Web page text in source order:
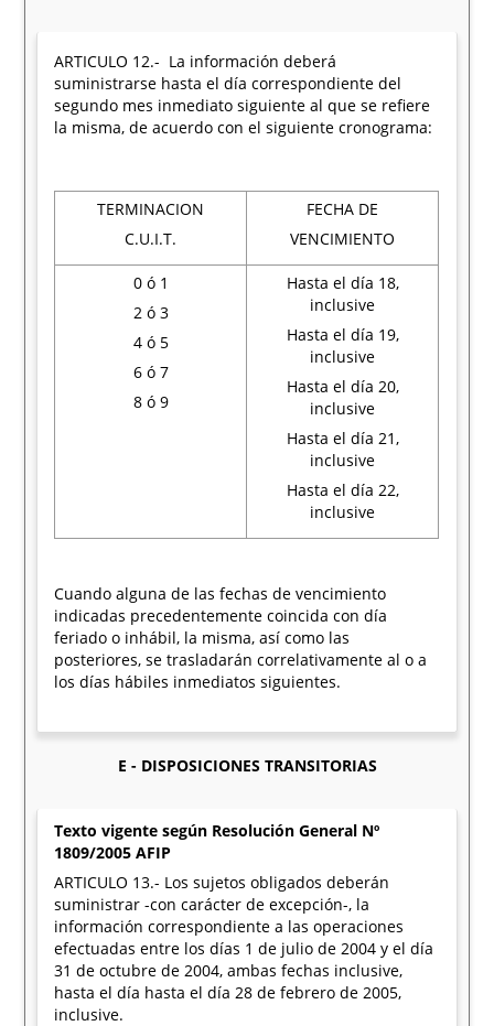
ARTICULO 12.- La información deberá
suministrarse hasta el día correspondiente del
segundo mes inmediato siguiente al que se refiere
la misma, de acuerdo con el siguiente cronograma:
TERMINACION
C.U.I.T.
FECHA DE
VENCIMIENTO
0 ó 1
2 ó 3
4 ó 5
6 ó 7
8 ó 9
Hasta el día 18,
inclusive
Hasta el día 19,
inclusive
Hasta el día 20,
inclusive
Hasta el día 21,
inclusive
Hasta el día 22,
inclusive
Cuando alguna de las fechas de vencimiento
indicadas precedentemente coincida con día
feriado o inhábil, la misma, así como las
posteriores, se trasladarán correlativamente al o a
los días hábiles inmediatos siguientes.
E - DISPOSICIONES TRANSITORIAS
Texto vigente según Resolución General Nº
1809/2005 AFIP
ARTICULO 13.- Los sujetos obligados deberán
suministrar -con carácter de excepción-, la
información correspondiente a las operaciones
efectuadas entre los días 1 de julio de 2004 y el día
31 de octubre de 2004, ambas fechas inclusive,
hasta el día hasta el día 28 de febrero de 2005,
inclusive.